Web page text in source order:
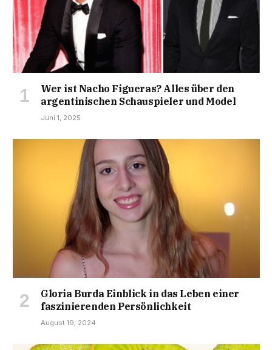
Wer ist Nacho Figueras? Alles über den
argentinischen Schauspieler und Model
Juni 1, 2025
Gloria Burda Einblick in das Leben einer
faszinierenden Persönlichkeit
August 19, 2024